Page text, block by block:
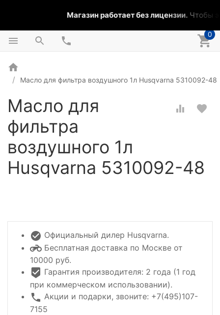
Магазин работает без лицензии.Чтобы
0
Масло для фильтра воздушного 1л Husqvarna 5310092-48
Масло для
фильтра
воздушного 1л
Husqvarna 5310092-48
Официальный дилер Husqvarna.
Бесплатная доставка по Москве от
10000 руб.
Гарантия производителя: 2 года (1 год
при коммерческом использовании).
Акции и подарки, звоните: +7(495)107-
7155